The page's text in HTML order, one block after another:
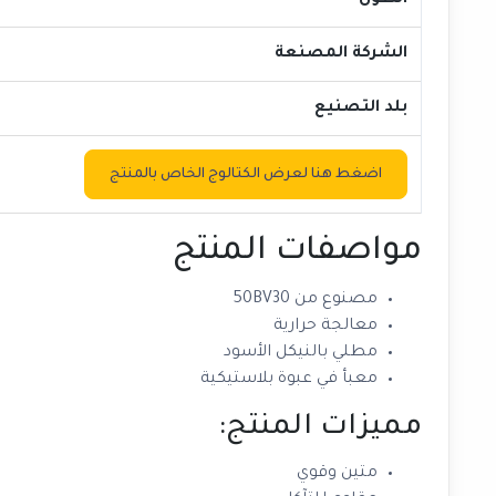
الشركة المصنعة
بلد التصنيع
اضغط هنا لعرض الكتالوج الخاص بالمنتج
مواصفات المنتج
مصنوع من 50BV30
معالجة حرارية
مطلي بالنيكل الأسود
معبأ في عبوة بلاستيكية
مميزات المنتج:
متين وقوي